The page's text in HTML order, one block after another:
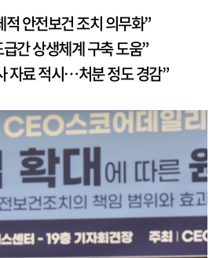
안전보건 조치 의무화”
간 상생체계 구축 도움”
자료 적시…처분 정도 경감”